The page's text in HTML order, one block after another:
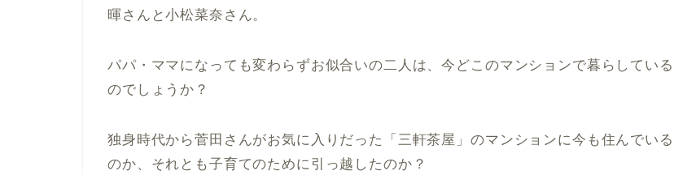
暉さんと小松菜奈さん。
パパ・ママになっても変わらずお似合いの二人は、今どこのマンションで暮らしている
のでしょうか？
独身時代から菅田さんがお気に入りだった「三軒茶屋」のマンションに今も住んでいる
のか、それとも子育てのために引っ越したのか？